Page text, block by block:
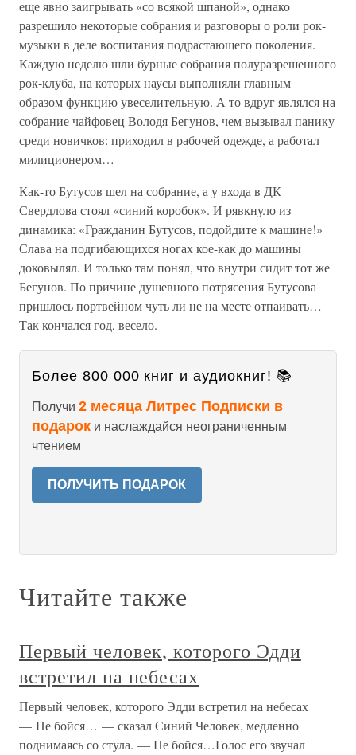
еще явно заигрывать «со всякой шпаной», однако
разрешило некоторые собрания и разговоры о роли рок-
музыки в деле воспитания подрастающего поколения.
Каждую неделю шли бурные собрания полуразрешенного
рок-клуба, на которых наусы выполняли главным
образом функцию увеселительную. А то вдруг являлся на
собрание чайфовец Володя Бегунов, чем вызывал панику
среди новичков: приходил в рабочей одежде, а работал
милиционером…
Как-то Бутусов шел на собрание, а у входа в ДК
Свердлова стоял «синий коробок». И рявкнуло из
динамика: «Гражданин Бутусов, подойдите к машине!»
Слава на подгибающихся ногах кое-как до машины
доковылял. И только там понял, что внутри сидит тот же
Бегунов. По причине душевного потрясения Бутусова
пришлось портвейном чуть ли не на месте отпаивать…
Так кончался год, весело.
Более 800 000 книг и аудиокниг! 📚
Получи 2 месяца Литрес Подписки в
подарок и наслаждайся неограниченным
чтением
ПОЛУЧИТЬ ПОДАРОК
Читайте также
Первый человек, которого Эдди
встретил на небесах
Первый человек, которого Эдди встретил на небесах
— Не бойся… — сказал Синий Человек, медленно
поднимаясь со стула. — Не бойся…Голос его звучал